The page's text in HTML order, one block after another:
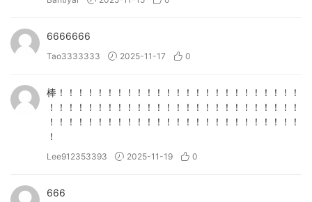
🏠 HomePage
6666666
Tao3333333 2025-11-17 0
棒！！！！！！！！！！！！！！！！！！！！！！！！！
！！！！！！！！！！！！！！！！！！！！！！！！！！
！！！！！！！！！！！！！！！！！！！！！！！！！！
！
Lee912353393 2025-11-19 0
666